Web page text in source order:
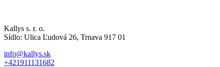
Kallys s. r. o.
Sídlo: Ulica Ľudová 26, Trnava 917 01
info@kallys.sk
+421911131682